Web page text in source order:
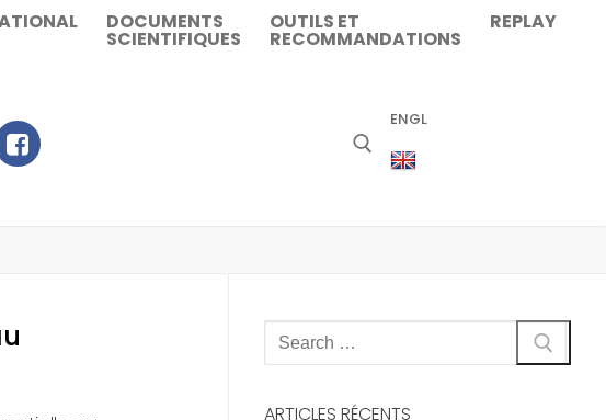
DOCUMENTS
SCIENTIFIQUES
OUTILS ET
RECOMMANDATIONS
REPLAY
ENGL
Rechercher
:
ARTICLES RÉCENTS